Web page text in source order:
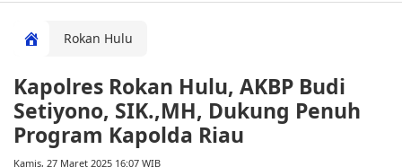
Rokan Hulu
Kapolres Rokan Hulu, AKBP Budi
Setiyono, SIK.,MH, Dukung Penuh
Program Kapolda Riau
Kamis, 27 Maret 2025 16:07 WIB